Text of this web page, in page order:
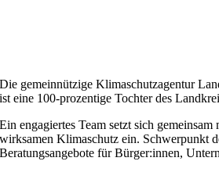
Die gemeinnützige Klimaschutzagentur
ist eine 100-prozentige Tochter des
Ein engagiertes Team setzt sich
wirksamen Klimaschutz ein. Schwerpunkt
Beratungsangebote für Bürger:innen,